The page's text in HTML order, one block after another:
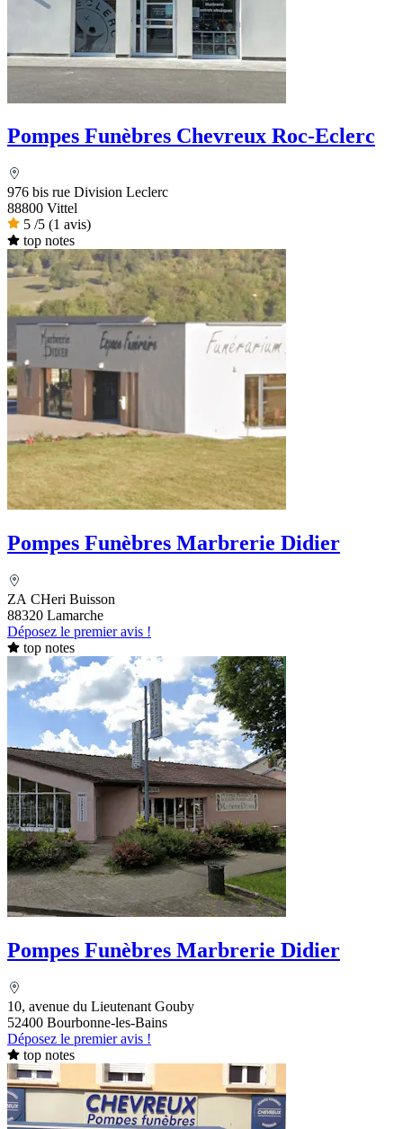
Pompes Funèbres Chevreux Roc-Eclerc
976 bis rue Division Leclerc
88800 Vittel
5 /5 (1 avis)
top notes
Pompes Funèbres Marbrerie Didier
ZA CHeri Buisson
88320 Lamarche
Déposez le premier avis !
top notes
Pompes Funèbres Marbrerie Didier
10, avenue du Lieutenant Gouby
52400 Bourbonne-les-Bains
Déposez le premier avis !
top notes